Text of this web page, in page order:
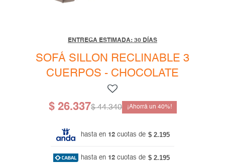
ENTREGA ESTIMADA: 30 DÍAS
SOFÁ SILLON RECLINABLE 3
CUERPOS - CHOCOLATE
$ 26.337$ 44.340 40
hasta en 12 cuotas de $ 2.195
hasta en 12 cuotas de $ 2.195